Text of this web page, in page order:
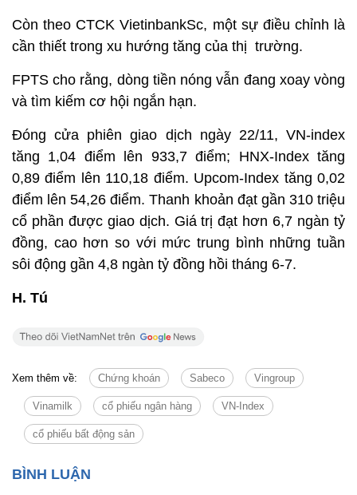
Còn theo CTCK VietinbankSc, một sự điều chỉnh là
cần thiết trong xu hướng tăng của thị trường.
FPTS cho rằng, dòng tiền nóng vẫn đang xoay vòng
và tìm kiếm cơ hội ngắn hạn.
Đóng cửa phiên giao dịch ngày 22/11, VN-index
tăng 1,04 điểm lên 933,7 điểm; HNX-Index tăng
0,89 điểm lên 110,18 điểm. Upcom-Index tăng 0,02
điểm lên 54,26 điểm. Thanh khoản đạt gần 310 triệu
cổ phần được giao dịch. Giá trị đạt hơn 6,7 ngàn tỷ
đồng, cao hơn so với mức trung bình những tuần
sôi động gần 4,8 ngàn tỷ đồng hồi tháng 6-7.
H. Tú
Xem thêm về: Chứng khoán Sabeco Vingroup
Vinamilk cổ phiếu ngân hàng VN-Index
cổ phiếu bất động sản